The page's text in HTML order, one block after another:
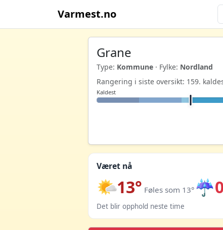
Varmest.no
Grane
Type: Kommune · Fylke: Nordland
Rangering i siste oversikt: 159.
Kaldest
Været nå
13° Føles som 13° ☔
Det blir opphold neste time